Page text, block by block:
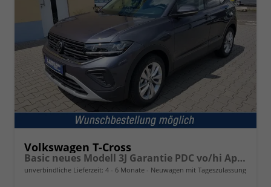
Volkswagen T-Cross
Basic neues Modell 3J Garantie PDC vo/hi AppConnect Dig.Cockpit
unverbindliche Lieferzeit: 4 - 6 Monate Neuwagen mit Tageszulassung